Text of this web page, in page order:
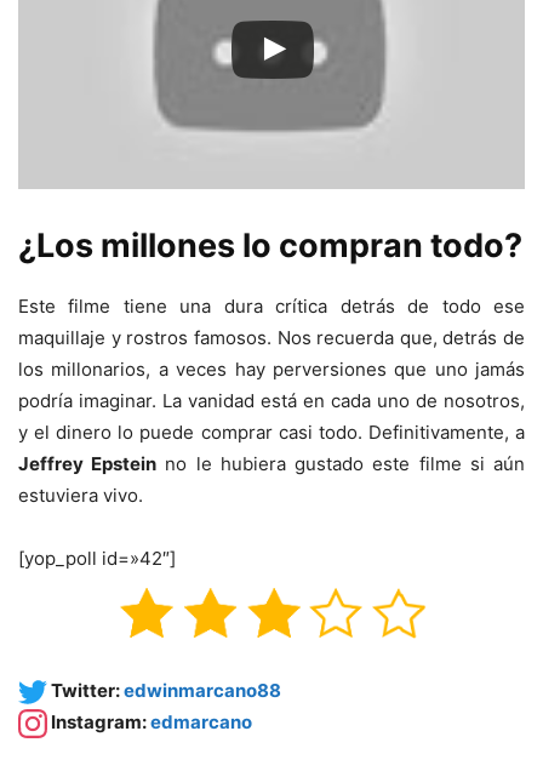
¿Los millones lo compran todo?
Este filme tiene una dura crítica detrás de todo ese
maquillaje y rostros famosos. Nos recuerda que, detrás de
los millonarios, a veces hay perversiones que uno jamás
podría imaginar. La vanidad está en cada uno de nosotros,
y el dinero lo puede comprar casi todo. Definitivamente, a
Jeffrey Epstein no le hubiera gustado este filme si aún
estuviera vivo.
[yop_poll id=»42″]
Twitter:edwinmarcano88
Instagram:edmarcano